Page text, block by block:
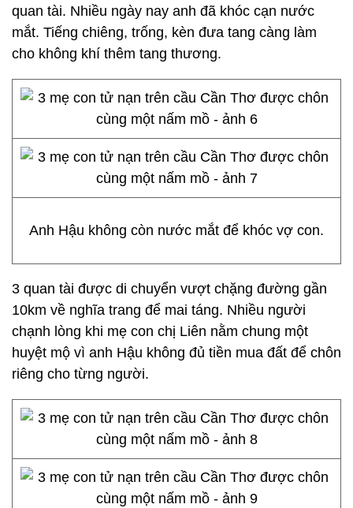
quan tài. Nhiều ngày nay anh đã khóc cạn nước
mắt. Tiếng chiêng, trống, kèn đưa tang càng làm
cho không khí thêm tang thương.
Anh Hậu không còn nước mắt để khóc vợ con.
3 quan tài được di chuyển vượt chặng đường gần
10km về nghĩa trang để mai táng. Nhiều người
chạnh lòng khi mẹ con chị Liên nằm chung một
huyệt mộ vì anh Hậu không đủ tiền mua đất để chôn
riêng cho từng người.